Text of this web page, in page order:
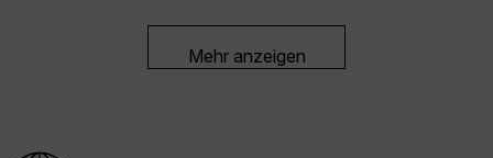
Mehr anzeigen